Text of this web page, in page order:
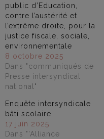
public d’Education,
contre l’austérité et
l’extrême droite, pour la
justice fiscale, sociale,
environnementale
8 octobre 2025
Dans "communiqués de
Presse intersyndical
national"
Enquête intersyndicale
bâti scolaire
17 juin 2025
Dans "'Alliance